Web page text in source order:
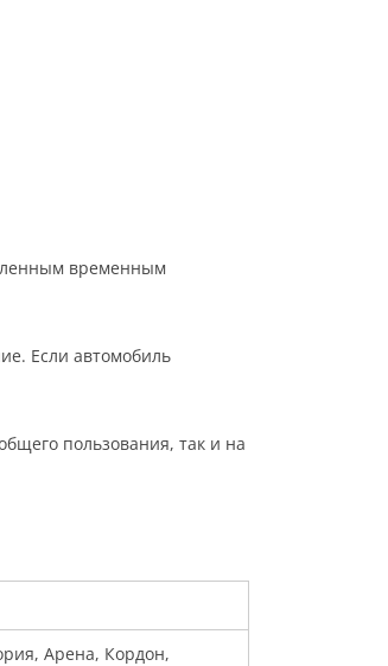
временным
Если автомобиль
пользования, так и на
Арена, Кордон,